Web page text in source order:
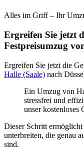
Alles im Griff – Ihr
Ergreifen Sie jetzt
Festpreisumzug
Ergreifen Sie jetzt die
Halle (Saale) nach
Ein Umzug von
stressfrei und
unser kostenloses
Dieser Schritt ermöglicht
unterbreiten, die genau
sind.